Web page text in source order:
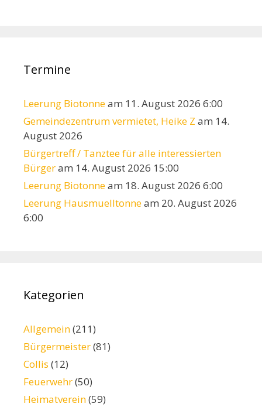
Termine
Leerung Biotonneam 11. August 2026 6:00
Gemeindezentrum vermietet, Heike Z am 14.
August 2026
Bürgertreff / Tanztee für alle interessierten
Bürgeram 14. August 2026 15:00
Leerung Biotonneam 18. August 2026 6:00
Leerung Hausmuelltonneam 20. August 2026
6:00
Kategorien
Allgemein(211)
Bürgermeister(81)
Collis (12)
Feuerwehr(50)
Heimatverein(59)